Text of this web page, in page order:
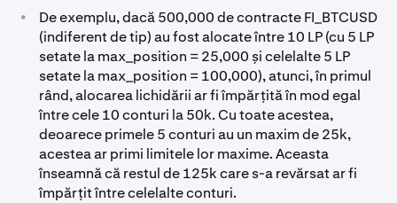
•
De exemplu, dacă 500,000 de contracte FI_BTCUSD
(indiferent de tip) au fost alocate între 10 LP (cu 5 LP
setate la max_position = 25,000 și celelalte 5 LP
setate la max_position = 100,000), atunci, în primul
rând, alocarea lichidării ar fi împărțită în mod egal
între cele 10 conturi la 50k. Cu toate acestea,
deoarece primele 5 conturi au un maxim de 25k,
acestea ar primi limitele lor maxime. Aceasta
înseamnă că restul de 125k care s-a revărsat ar fi
împărțit între celelalte conturi.